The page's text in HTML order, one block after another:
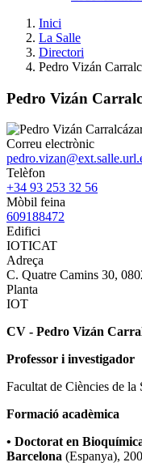
Inici
La Salle
Directori
Pedro Vizán
Pedro Vizán
Correu electrònic
Telèfon
+34 93 253 32 56
Mòbil feina
609188472
Edifici
IOTICAT
Adreça
C. Quatre Camins 30,
Planta
IOT
CV - Pedro Vizán
Professor i investigador
Facultat de Ciències de
Formació acadèmica
• Doctorat en
Barcelona (Espanya),